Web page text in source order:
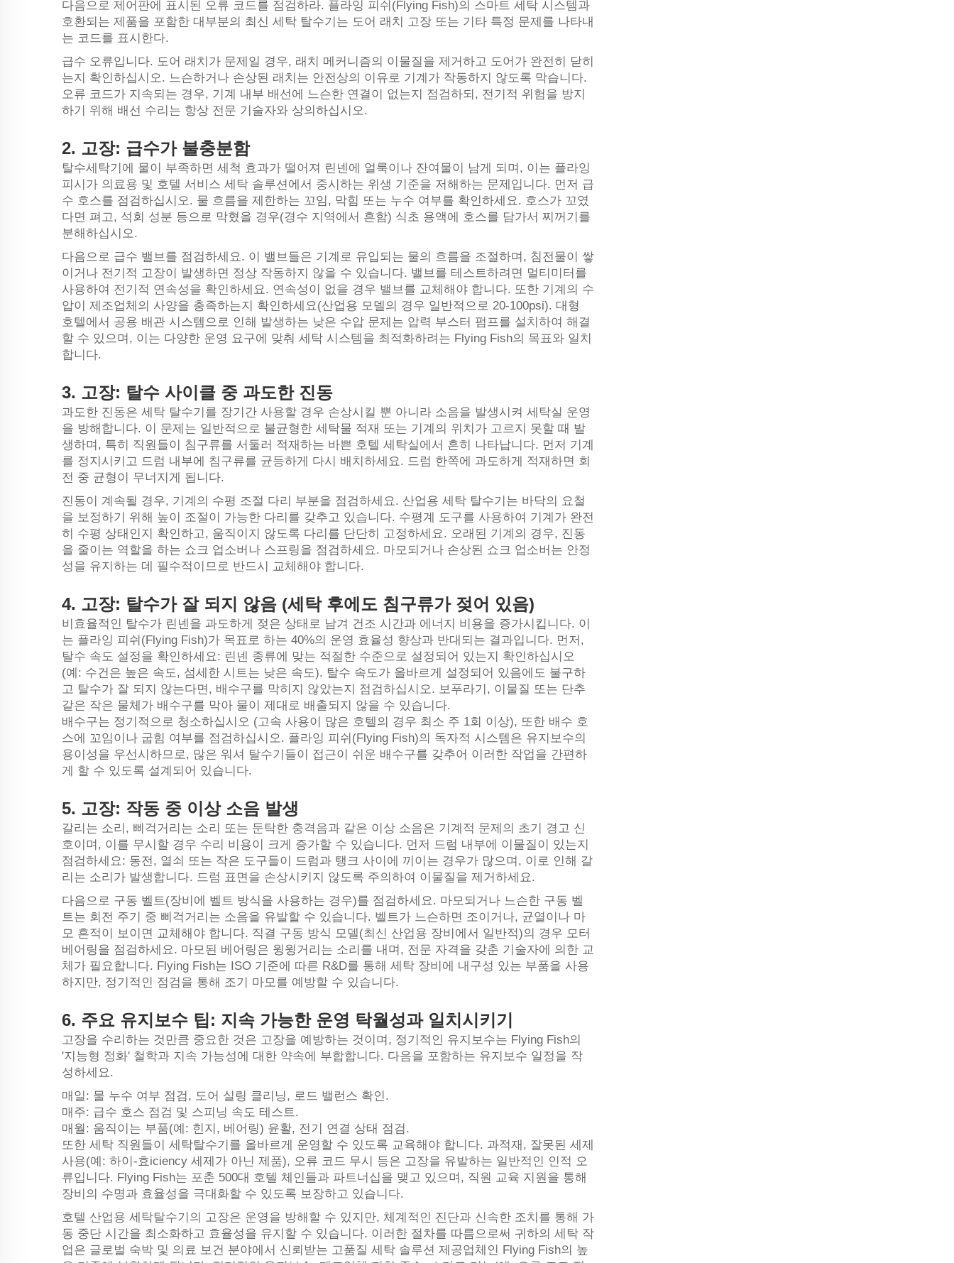
다음으로 제어판에 표시된 오류 코드를 점검하라. 플라잉 피쉬(Flying Fish)의 스마트 세탁 시스템과
호환되는 제품을 포함한 대부분의 최신 세탁 탈수기는 도어 래치 고장 또는 기타 특정 문제를 나타내
는 코드를 표시한다.
급수 오류입니다. 도어 래치가 문제일 경우, 래치 메커니즘의 이물질을 제거하고 도어가 완전히 닫히
는지 확인하십시오. 느슨하거나 손상된 래치는 안전상의 이유로 기계가 작동하지 않도록 막습니다.
오류 코드가 지속되는 경우, 기계 내부 배선에 느슨한 연결이 없는지 점검하되, 전기적 위험을 방지
하기 위해 배선 수리는 항상 전문 기술자와 상의하십시오.
2. 고장: 급수가 불충분함
탈수세탁기에 물이 부족하면 세척 효과가 떨어져 린넨에 얼룩이나 잔여물이 남게 되며, 이는 플라잉
피시가 의료용 및 호텔 서비스 세탁 솔루션에서 중시하는 위생 기준을 저해하는 문제입니다. 먼저 급
수 호스를 점검하십시오. 물 흐름을 제한하는 꼬임, 막힘 또는 누수 여부를 확인하세요. 호스가 꼬였
다면 펴고, 석회 성분 등으로 막혔을 경우(경수 지역에서 흔함) 식초 용액에 호스를 담가서 찌꺼기를
분해하십시오.
다음으로 급수 밸브를 점검하세요. 이 밸브들은 기계로 유입되는 물의 흐름을 조절하며, 침전물이 쌓
이거나 전기적 고장이 발생하면 정상 작동하지 않을 수 있습니다. 밸브를 테스트하려면 멀티미터를
사용하여 전기적 연속성을 확인하세요. 연속성이 없을 경우 밸브를 교체해야 합니다. 또한 기계의 수
압이 제조업체의 사양을 충족하는지 확인하세요(산업용 모델의 경우 일반적으로 20-100psi). 대형
호텔에서 공용 배관 시스템으로 인해 발생하는 낮은 수압 문제는 압력 부스터 펌프를 설치하여 해결
할 수 있으며, 이는 다양한 운영 요구에 맞춰 세탁 시스템을 최적화하려는 Flying Fish의 목표와 일치
합니다.
3. 고장: 탈수 사이클 중 과도한 진동
과도한 진동은 세탁 탈수기를 장기간 사용할 경우 손상시킬 뿐 아니라 소음을 발생시켜 세탁실 운영
을 방해합니다. 이 문제는 일반적으로 불균형한 세탁물 적재 또는 기계의 위치가 고르지 못할 때 발
생하며, 특히 직원들이 침구류를 서둘러 적재하는 바쁜 호텔 세탁실에서 흔히 나타납니다. 먼저 기계
를 정지시키고 드럼 내부에 침구류를 균등하게 다시 배치하세요. 드럼 한쪽에 과도하게 적재하면 회
전 중 균형이 무너지게 됩니다.
진동이 계속될 경우, 기계의 수평 조절 다리 부분을 점검하세요. 산업용 세탁 탈수기는 바닥의 요철
을 보정하기 위해 높이 조절이 가능한 다리를 갖추고 있습니다. 수평계 도구를 사용하여 기계가 완전
히 수평 상태인지 확인하고, 움직이지 않도록 다리를 단단히 고정하세요. 오래된 기계의 경우, 진동
을 줄이는 역할을 하는 쇼크 업소버나 스프링을 점검하세요. 마모되거나 손상된 쇼크 업소버는 안정
성을 유지하는 데 필수적이므로 반드시 교체해야 합니다.
4. 고장: 탈수가 잘 되지 않음 (세탁 후에도 침구류가 젖어 있음)
비효율적인 탈수가 린넨을 과도하게 젖은 상태로 남겨 건조 시간과 에너지 비용을 증가시킵니다. 이
는 플라잉 피쉬(Flying Fish)가 목표로 하는 40%의 운영 효율성 향상과 반대되는 결과입니다. 먼저,
탈수 속도 설정을 확인하세요: 린넨 종류에 맞는 적절한 수준으로 설정되어 있는지 확인하십시오
(예: 수건은 높은 속도, 섬세한 시트는 낮은 속도). 탈수 속도가 올바르게 설정되어 있음에도 불구하
고 탈수가 잘 되지 않는다면, 배수구를 막히지 않았는지 점검하십시오. 보푸라기, 이물질 또는 단추
같은 작은 물체가 배수구를 막아 물이 제대로 배출되지 않을 수 있습니다.
배수구는 정기적으로 청소하십시오 (고속 사용이 많은 호텔의 경우 최소 주 1회 이상), 또한 배수 호
스에 꼬임이나 굽힘 여부를 점검하십시오. 플라잉 피쉬(Flying Fish)의 독자적 시스템은 유지보수의
용이성을 우선시하므로, 많은 워셔 탈수기들이 접근이 쉬운 배수구를 갖추어 이러한 작업을 간편하
게 할 수 있도록 설계되어 있습니다.
5. 고장: 작동 중 이상 소음 발생
갈리는 소리, 삐걱거리는 소리 또는 둔탁한 충격음과 같은 이상 소음은 기계적 문제의 초기 경고 신
호이며, 이를 무시할 경우 수리 비용이 크게 증가할 수 있습니다. 먼저 드럼 내부에 이물질이 있는지
점검하세요: 동전, 열쇠 또는 작은 도구들이 드럼과 탱크 사이에 끼이는 경우가 많으며, 이로 인해 갈
리는 소리가 발생합니다. 드럼 표면을 손상시키지 않도록 주의하여 이물질을 제거하세요.
다음으로 구동 벨트(장비에 벨트 방식을 사용하는 경우)를 점검하세요. 마모되거나 느슨한 구동 벨
트는 회전 주기 중 삐걱거리는 소음을 유발할 수 있습니다. 벨트가 느슨하면 조이거나, 균열이나 마
모 흔적이 보이면 교체해야 합니다. 직결 구동 방식 모델(최신 산업용 장비에서 일반적)의 경우 모터
베어링을 점검하세요. 마모된 베어링은 윙윙거리는 소리를 내며, 전문 자격을 갖춘 기술자에 의한 교
체가 필요합니다. Flying Fish는 ISO 기준에 따른 R&D를 통해 세탁 장비에 내구성 있는 부품을 사용
하지만, 정기적인 점검을 통해 조기 마모를 예방할 수 있습니다.
6. 주요 유지보수 팁: 지속 가능한 운영 탁월성과 일치시키기
고장을 수리하는 것만큼 중요한 것은 고장을 예방하는 것이며, 정기적인 유지보수는 Flying Fish의
'지능형 정화' 철학과 지속 가능성에 대한 약속에 부합합니다. 다음을 포함하는 유지보수 일정을 작
성하세요.
매일: 물 누수 여부 점검, 도어 실링 클리닝, 로드 밸런스 확인.
매주: 급수 호스 점검 및 스피닝 속도 테스트.
매월: 움직이는 부품(예: 힌지, 베어링) 윤활, 전기 연결 상태 점검.
또한 세탁 직원들이 세탁탈수기를 올바르게 운영할 수 있도록 교육해야 합니다. 과적재, 잘못된 세제
사용(예: 하이-효iciency 세제가 아닌 제품), 오류 코드 무시 등은 고장을 유발하는 일반적인 인적 오
류입니다. Flying Fish는 포춘 500대 호텔 체인들과 파트너십을 맺고 있으며, 직원 교육 지원을 통해
장비의 수명과 효율성을 극대화할 수 있도록 보장하고 있습니다.
호텔 산업용 세탁탈수기의 고장은 운영을 방해할 수 있지만, 체계적인 진단과 신속한 조치를 통해 가
동 중단 시간을 최소화하고 효율성을 유지할 수 있습니다. 이러한 절차를 따름으로써 귀하의 세탁 작
업은 글로벌 숙박 및 의료 보건 분야에서 신뢰받는 고품질 세탁 솔루션 제공업체인 Flying Fish의 높